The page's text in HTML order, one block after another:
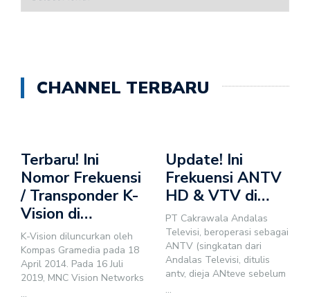
CHANNEL TERBARU
Terbaru! Ini
Nomor Frekuensi
/ Transponder K-
Vision di…
K-Vision diluncurkan oleh
Kompas Gramedia pada 18
April 2014. Pada 16 Juli
2019, MNC Vision Networks
...
Update! Ini
Frekuensi ANTV
HD & VTV di…
PT Cakrawala Andalas
Televisi, beroperasi sebagai
ANTV (singkatan dari
Andalas Televisi, ditulis
antv, dieja ANteve sebelum
...